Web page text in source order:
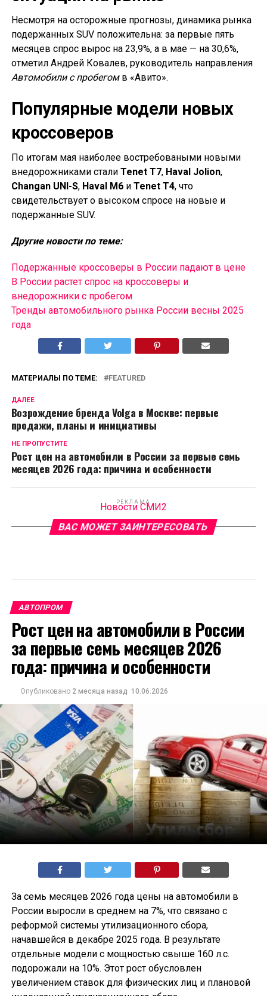
Несмотря на осторожные прогнозы, динамика рынка
подержанных SUV положительна: за первые пять
месяцев спрос вырос на 23,9%, а в мае — на 30,6%,
отметил Андрей Ковалев, руководитель направления
Автомобили с пробегомв «Авито».
Популярные модели новых
кроссоверов
По итогам мая наиболее востребоваными новыми
внедорожниками стали Tenet T7, Haval Jolion,
Changan UNI-S, Haval M6и Tenet T4, что
свидетельствует о высоком спросе на новые и
подержанные SUV.
Другие новости по теме:
Подержанные кроссоверы в России падают в цене
В России растет спрос на кроссоверы и
внедорожники с пробегом
Тренды автомобильного рынка России весны 2025
года
МАТЕРИАЛЫ ПО ТЕМЕ: FEATURED
ДАЛЕЕ
Возрождение бренда Volga в Москве: первые
продажи, планы и инициативы
НЕ ПРОПУСТИТЕ
Рост цен на автомобили в России за первые семь
месяцев 2026 года: причина и особенности
РЕКЛАМА
Новости СМИ2
ВАС МОЖЕТ ЗАИНТЕРЕСОВАТЬ
АВТОПРОМ
Рост цен на автомобили в России
за первые семь месяцев 2026
года: причина и особенности
Опубликовано 2 месяца назад 10.06.2026
За семь месяцев 2026 года цены на автомобили в
России выросли в среднем на 7%, что связано с
реформой системы утилизационного сбора,
начавшейся в декабре 2025 года. В результате
отдельные модели с мощностью свыше 160 л.с.
подорожали на 10%. Этот рост обусловлен
увеличением ставок для физических лиц и плановой